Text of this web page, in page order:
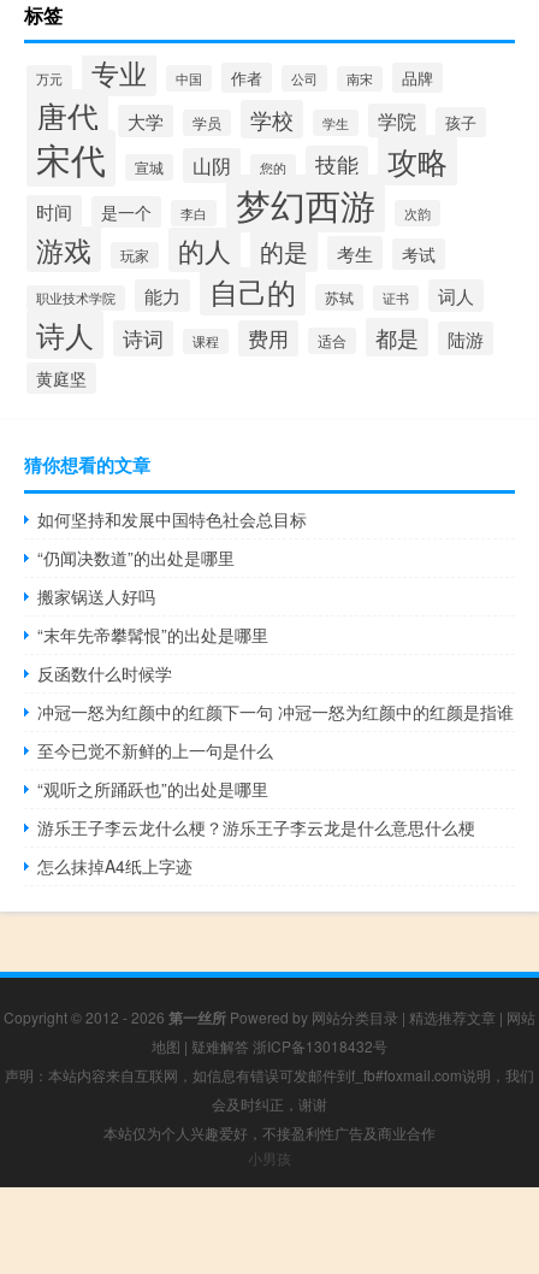
标签
万元 专业 中国 作者 公司 南宋 品牌
唐代 大学 学员 学校 学生 学院 孩子
宋代 宣城 山阴 您的 技能 攻略
时间 是一个 李白 梦幻西游 次韵
游戏 玩家 的人 的是 考生 考试
职业技术学院 能力 自己的 苏轼 证书 词人
诗人 诗词 课程 费用 适合 都是 陆游
黄庭坚
猜你想看的文章
如何坚持和发展中国特色社会总目标
“仍闻决数道”的出处是哪里
搬家锅送人好吗
“末年先帝攀髯恨”的出处是哪里
反函数什么时候学
冲冠一怒为红颜中的红颜下一句 冲冠一怒为红颜中的红颜是指谁
至今已觉不新鲜的上一句是什么
“观听之所踊跃也”的出处是哪里
游乐王子李云龙什么梗？游乐王子李云龙是什么意思什么梗
怎么抹掉A4纸上字迹
Copyright © 2012 - 2026 第一丝所 Powered by 网站分类目录 | 精选推荐文章 | 网站
地图 | 疑难解答 浙ICP备13018432号
声明：本站内容来自互联网，如信息有错误可发邮件到f_fb#foxmail.com说明，我们
会及时纠正，谢谢
本站仅为个人兴趣爱好，不接盈利性广告及商业合作
小男孩